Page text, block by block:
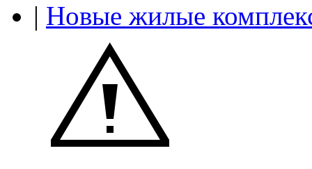
| Новые жилые